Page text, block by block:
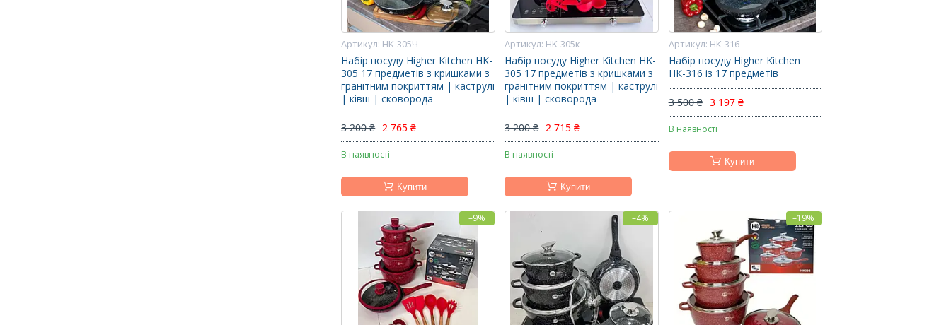
HK-305Ч
Набір посуду Higher Kitchen HK-
305 17 предметів з кришками з
гранітним покриттям | каструлі
| ківш | сковорода
3 200 ₴ 2 765 ₴
В наявності
Купити
HK-305к
Набір посуду Higher Kitchen HK-
305 17 предметів з кришками з
гранітним покриттям | каструлі
| ківш | сковорода
3 200 ₴ 2 715 ₴
В наявності
Купити
НК-316
Набір посуду Higher Kitchen
НК-316 із 17 предметів
3 500 ₴ 3 197 ₴
В наявності
Купити
–9% –4% –19%